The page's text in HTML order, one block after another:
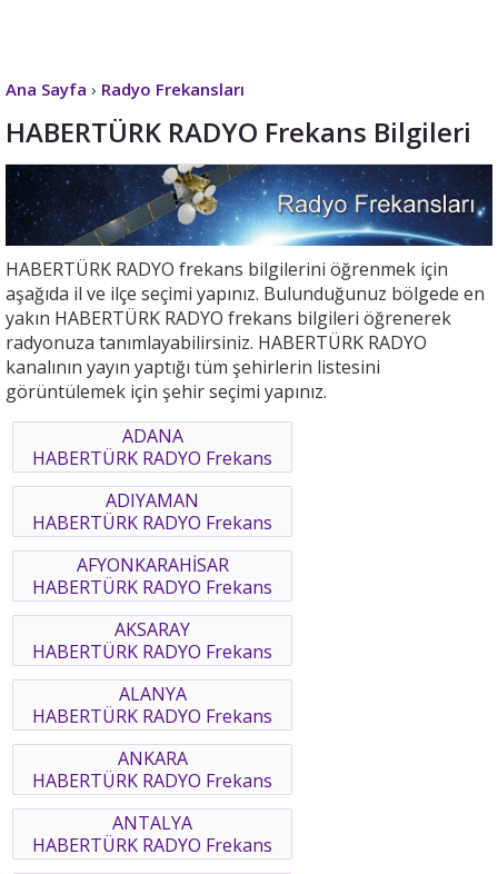
Ana Sayfa › Radyo Frekansları
HABERTÜRK RADYO Frekans Bilgileri
HABERTÜRK RADYO frekans bilgilerini öğrenmek için
aşağıda il ve ilçe seçimi yapınız. Bulunduğunuz bölgede en
yakın HABERTÜRK RADYO frekans bilgileri öğrenerek
radyonuza tanımlayabilirsiniz. HABERTÜRK RADYO
kanalının yayın yaptığı tüm şehirlerin listesini
görüntülemek için şehir seçimi yapınız.
ADANA
HABERTÜRK RADYO Frekans
ADIYAMAN
HABERTÜRK RADYO Frekans
AFYONKARAHİSAR
HABERTÜRK RADYO Frekans
AKSARAY
HABERTÜRK RADYO Frekans
ALANYA
HABERTÜRK RADYO Frekans
ANKARA
HABERTÜRK RADYO Frekans
ANTALYA
HABERTÜRK RADYO Frekans